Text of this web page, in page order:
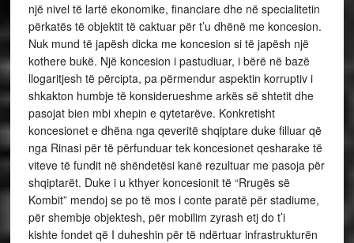
një nivel të lartë ekonomike, financiare dhe në specialitetin
përkatës të objektit të caktuar për t’u dhënë me koncesion.
Nuk mund të japësh dicka me koncesion si të japësh një
kothere bukë. Një koncesion i pastudiuar, i bërë në bazë
llogaritjesh të përcipta, pa përmendur aspektin korruptiv i
shkakton humbje të konsiderueshme arkës së shtetit dhe
pasojat bien mbi xhepin e qytetarëve. Konkretisht
koncesionet e dhëna nga qeveritë shqiptare duke filluar që
nga Rinasi për të përfunduar tek koncesionet qesharake të
viteve të fundit në shëndetësi kanë rezultuar me pasoja për
shqiptarët. Duke i u kthyer koncesionit të “Rrugës së
Kombit” mendoj se po të mos i conte paratë për stadiume,
për shembje objektesh, për mobilim zyrash etj do t’i
kishte fondet që I duheshin për të ndërtuar infrastrukturën